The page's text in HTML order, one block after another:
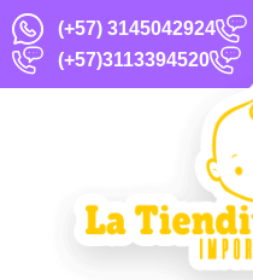
(+57) 3145042924
(+57)3113394520